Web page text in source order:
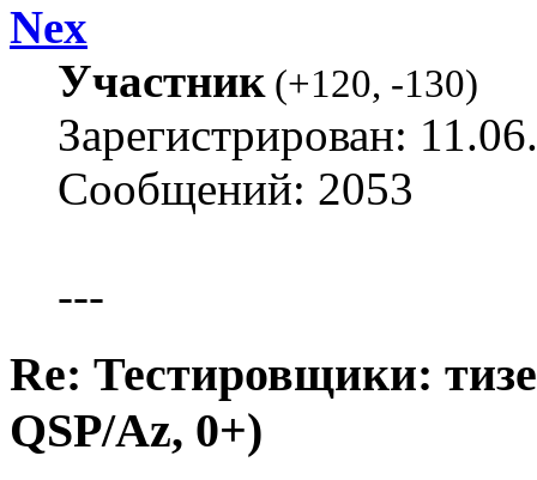
Nex
Участник(+120, -130)
Зарегистрирован:
Сообщений: 2053
---
Re: Тестировщики:
QSP/Az, 0+)